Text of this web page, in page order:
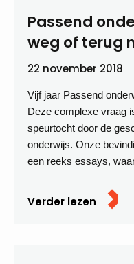
Passend
weg of terug
22 november 2018
Vijf jaar Passend
Deze complexe vraag
speurtocht door de
onderwijs. Onze
een reeks essays,
Verder lezen